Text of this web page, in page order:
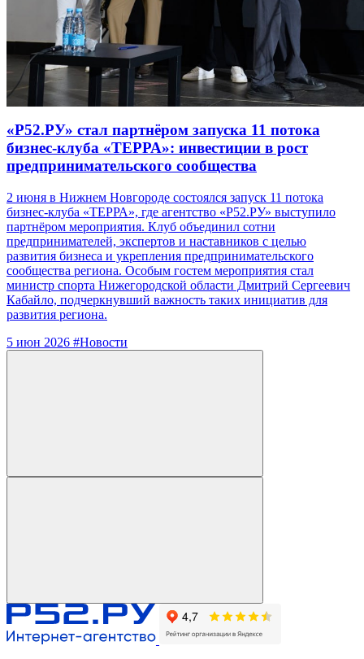
«Р52.РУ» стал партнёром запуска 11 потока
бизнес-клуба «ТЕРРА»: инвестиции в рост
предпринимательского сообщества
2 июня в Нижнем Новгороде состоялся запуск 11 потока
бизнес-клуба «ТЕРРА», где агентство «Р52.РУ» выступило
партнёром мероприятия. Клуб объединил сотни
предпринимателей, экспертов и наставников с целью
развития бизнеса и укрепления предпринимательского
сообщества региона. Особым гостем мероприятия стал
министр спорта Нижегородской области Дмитрий Сергеевич
Кабайло, подчеркнувший важность таких инициатив для
развития региона.
5 июн 2026 #Новости